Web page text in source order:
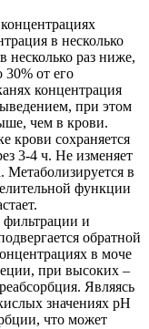
в несколько
несколько раз ниже,
от его
концентрация
при этом
чем в крови.
крови сохраняется
3-4 ч. Не изменяет
в
функции
и
обратной
в моче
при высоких –
Являясь
значениях рН
что может